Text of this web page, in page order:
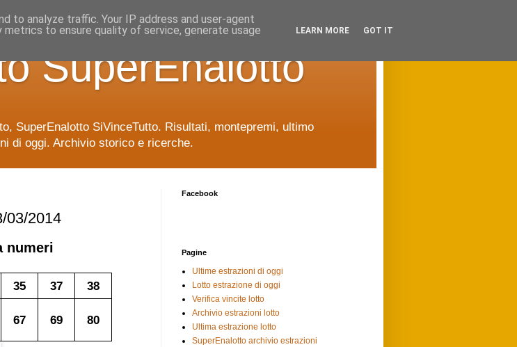
SuperEnalotto
SuperEnalotto SiVinceTutto. Risultati, montepremi, ultimo
di oggi. Archivio storico e ricerche.
03/2014
numeri
35 37
38
67 69 80
Facebook
Pagine
Ultime estrazioni di oggi
Lotto estrazione di oggi
Verifica vincite lotto
Archivio estrazioni lotto
Ultima estrazione lotto
SuperEnalotto archivio estrazioni
to analyze traffic. Your IP address and user-agent
to ensure quality of service, generate usage
LEARN MORE GOT IT